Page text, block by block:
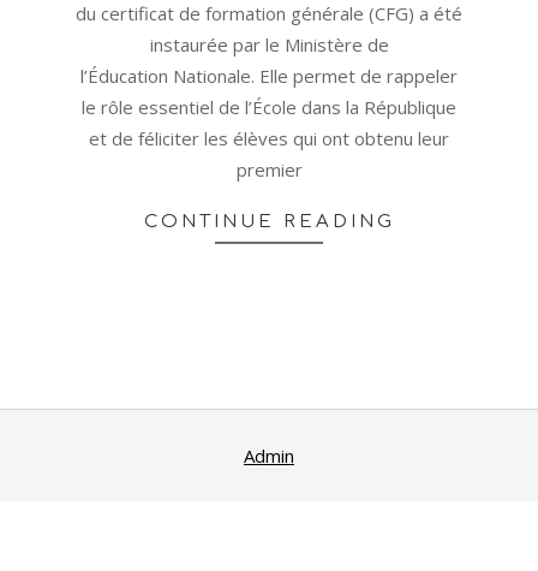
du certificat de formation générale (CFG) a été
instaurée par le Ministère de
l’Éducation Nationale. Elle permet de rappeler
le rôle essentiel de l’École dans la République
et de féliciter les élèves qui ont obtenu leur
premier
CONTINUE READING
Admin